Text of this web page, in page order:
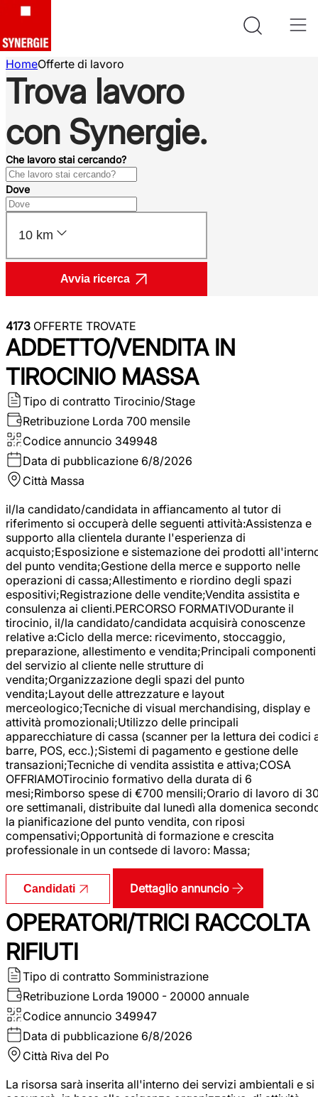
HomeOfferte di lavoro
Trova lavoro
con Synergie.
Che lavoro stai cercando?
Dove
10 km
Avvia ricerca
4173 OFFERTE TROVATE
ADDETTO/VENDITA IN
TIROCINIO MASSA
Tipo di contratto Tirocinio/Stage
Retribuzione Lorda 700 mensile
Codice annuncio 349948
Data di pubblicazione 6/8/2026
Città Massa
il/la candidato/candidata in affiancamento al tutor di
riferimento si occuperà delle seguenti attività:Assistenza e
supporto alla clientela durante l'esperienza di
acquisto;Esposizione e sistemazione dei prodotti
del punto vendita;Gestione della merce e supporto nelle
operazioni di cassa;Allestimento e riordino degli spazi
espositivi;Registrazione delle vendite;Vendita assistita e
consulenza ai clienti.PERCORSO FORMATIVODurante il
tirocinio, il/la candidato/candidata acquisirà conoscenze
relative a:Ciclo della merce: ricevimento, stoccaggio,
preparazione, allestimento e vendita;Principali componenti
del servizio al cliente nelle strutture di
vendita;Organizzazione degli spazi del punto
vendita;Layout delle attrezzature e layout
merceologico;Tecniche di visual merchandising, display e
attività promozionali;Utilizzo delle principali
apparecchiature di cassa (scanner per la lettura dei codici
barre, POS, ecc.);Sistemi di pagamento e gestione delle
transazioni;Tecniche di vendita assistita e attiva;COSA
OFFRIAMOTirocinio formativo della durata di 6
mesi;Rimborso spese di €700 mensili;Orario di lavoro di
ore settimanali, distribuite dal lunedì alla domenica
la pianificazione del punto vendita, con riposi
compensativi;Opportunità di formazione e crescita
professionale in un contsede di lavoro: Massa;
Candidati Dettaglio annuncio
OPERATORI/TRICI RACCOLTA
RIFIUTI
Tipo di contratto Somministrazione
Retribuzione Lorda 19000 - 20000 annuale
Codice annuncio 349947
Data di pubblicazione 6/8/2026
Città Riva del Po
La risorsa sarà inserita all'interno dei servizi ambientali e si